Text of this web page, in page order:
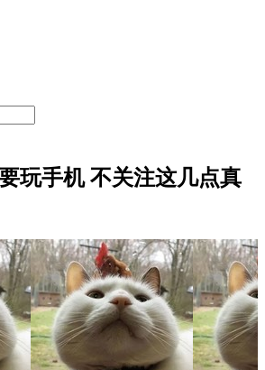
玩手机 不关注这几点真